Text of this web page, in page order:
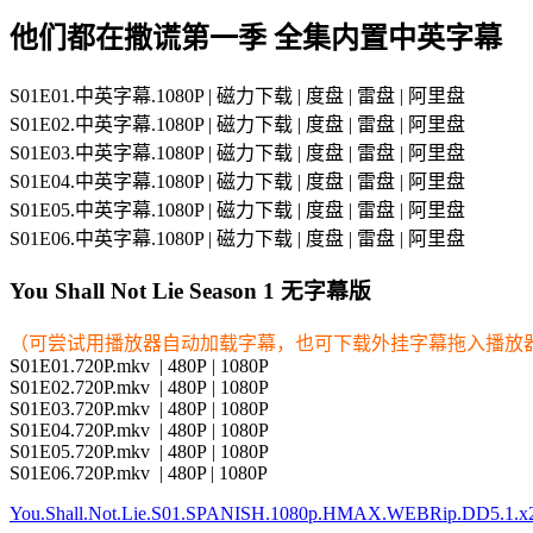
他们都在撒谎第一季 全集内置中英字幕
S01E01.中英字幕.1080P | 磁力下载 | 度盘 | 雷盘 | 阿里盘
S01E02.中英字幕.1080P | 磁力下载 | 度盘 | 雷盘 | 阿里盘
S01E03.中英字幕.1080P | 磁力下载 | 度盘 | 雷盘 | 阿里盘
S01E04.中英字幕.1080P | 磁力下载 | 度盘 | 雷盘 | 阿里盘
S01E05.中英字幕.1080P | 磁力下载 | 度盘 | 雷盘 | 阿里盘
S01E06.中英字幕.1080P | 磁力下载 | 度盘 | 雷盘 | 阿里盘
You Shall Not Lie Season 1 无字幕版
（可尝试用播放器自动加载字幕，也可下载外挂字幕拖入播放
S01E01.720P.mkv | 480P | 1080P
S01E02.720P.mkv | 480P | 1080P
S01E03.720P.mkv | 480P | 1080P
S01E04.720P.mkv | 480P | 1080P
S01E05.720P.mkv | 480P | 1080P
S01E06.720P.mkv | 480P | 1080P